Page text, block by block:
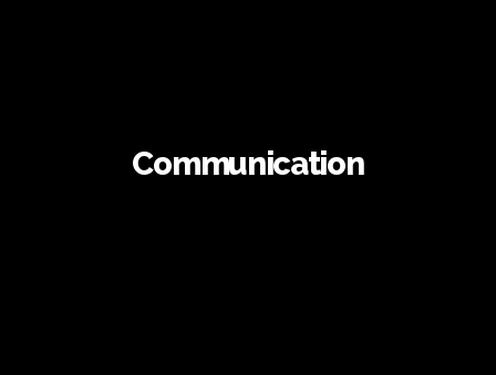
Communication